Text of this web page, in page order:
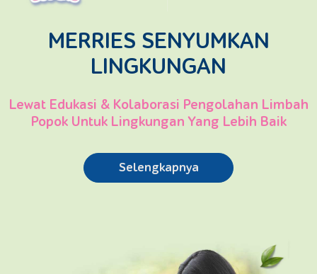
MERRIES SENYUMKAN
LINGKUNGAN
Lewat Edukasi & Kolaborasi Pengolahan Limbah
Popok Untuk Lingkungan Yang Lebih Baik
Selengkapnya